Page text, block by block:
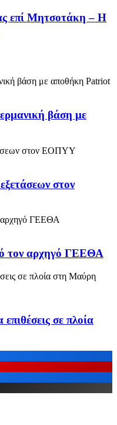
επί Μητσοτάκη – Η
βάση με
στον
τον αρχηγό ΓΕΕΘΑ
σε πλοία